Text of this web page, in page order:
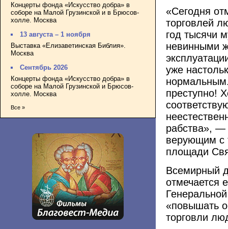
Концерты фонда «Искусство добра» в
соборе на Малой Грузинской и в Брюсов-
холле. Москва
13 августа – 1 ноября
Выставка «Елизаветинская Библия».
Москва
Сентябрь 2026
Концерты фонда «Искусство добра» в
соборе на Малой Грузинской и Брюсов-
холле. Москва
Все »
«Сегодня
торговлей
год тысячи
невинными
уже
преступно!
рабства», —
верующим с
площади
Всемирный
отмечается
«повышать
торговли